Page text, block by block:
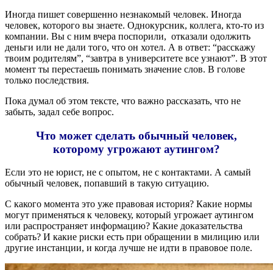
Иногда пишет совершенно незнакомый человек. Иногда
человек, которого вы знаете. Однокурсник, коллега, кто-то из
компании. Вы с ним вчера поспорили, отказали одолжить
деньги или не дали того, что он хотел. А в ответ: “расскажу
твоим родителям”, “завтра в университете все узнают”. В этот
момент ты перестаешь понимать значение слов. В голове
только последствия.
Пока думал об этом тексте, что важно рассказать, что не
забыть, задал себе вопрос.
Что может сделать обычный человек,
которому угрожают аутингом?
Если это не юрист, не с опытом, не с контактами. А самый
обычный человек, попавший в такую ситуацию.
С какого момента это уже правовая история? Какие нормы
могут применяться к человеку, который угрожает аутингом
или распространяет информацию? Какие доказательства
собрать? И какие риски есть при обращении в милицию или
другие инстанции, и когда лучше не идти в правовое поле.